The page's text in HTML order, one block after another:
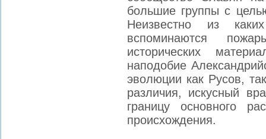
большие группы с
Неизвестно из
вспоминаются
исторических
наподобие
эволюции как Русов,
различия, искусный
границу основного
происхождения.